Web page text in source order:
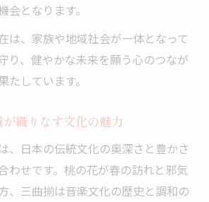
となります。
は、家族や地域社会が一体となって
り、健やかな未来を願う心のつなが
たしています。
織りなす文化の魅力
、日本の伝統文化の奥深さと豊かさ
わせです。桃の花が春の訪れと邪気
、三曲揃は音楽文化の歴史と調和の